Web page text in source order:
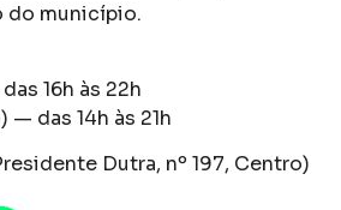
do município.
16h às 22h
— das 14h às 21h
Dutra, nº 197, Centro)